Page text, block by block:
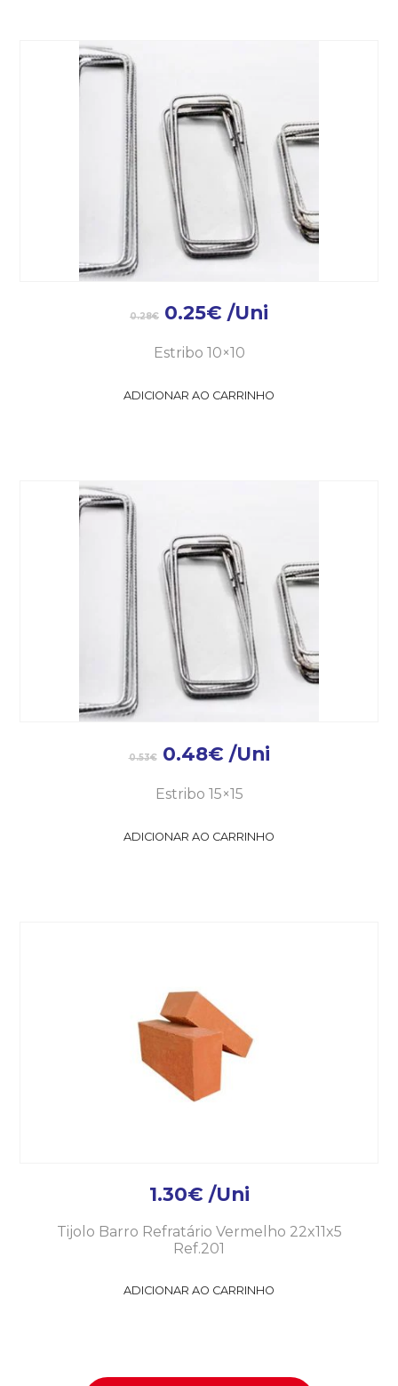
0.28€ 0.25€ /Uni
Estribo 10×10
ADICIONAR AO CARRINHO
0.53€ 0.48€ /Uni
Estribo 15×15
ADICIONAR AO CARRINHO
1.30€ /Uni
Tijolo Barro Refratário Vermelho 22x11x5
Ref.201
ADICIONAR AO CARRINHO